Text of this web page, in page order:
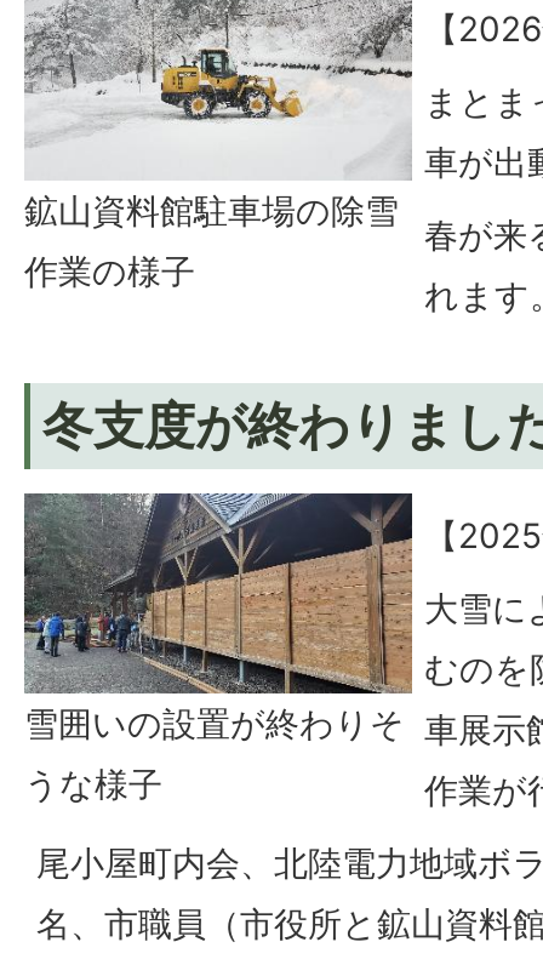
鉱山資料館駐車場の除雪
作業の様子
【
まとま
車が出
春が来
れます
冬支度が終わりまし
雪囲いの設置が終わりそ
うな様子
【
大雪に
むのを
車展示
作業が
尾小屋町内会、北陸電力地域ボ
名、市職員（市役所と鉱山資料